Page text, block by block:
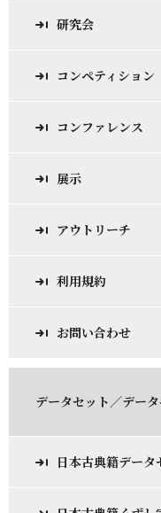
研究会
コンペティション
コンファレンス
展示
アウトリーチ
利用規約
お問い合わせ
データセット／デー
日本古典籍データ